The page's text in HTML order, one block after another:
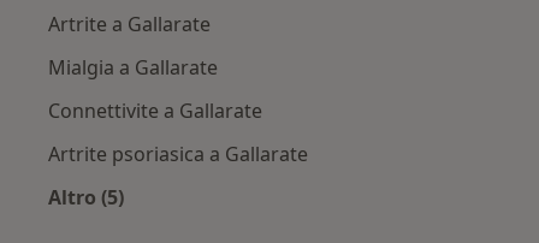
Artrite a Gallarate
Mialgia a Gallarate
Connettivite a Gallarate
Artrite psoriasica a Gallarate
Altro (5)